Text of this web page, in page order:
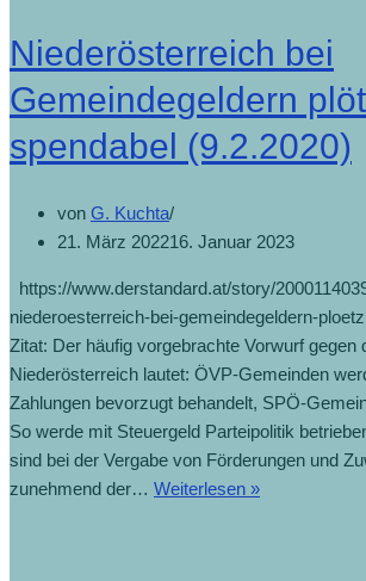
Niederösterreich bei
Gemeindegeldern
spendabel (9.2.2020)
von G. Kuchta
21. März 202216. Januar 2023
https://www.derstandard.at/story/
niederoesterreich-bei-gemeindegeldern-
Zitat: Der häufig vorgebrachte Vorwurf gegen
Niederösterreich lautet: ÖVP-Gemeinden
Zahlungen bevorzugt behandelt, SPÖ-
So werde mit Steuergeld Parteipolitik
sind bei der Vergabe von Förderungen und
zunehmend der… Weiterlesen »